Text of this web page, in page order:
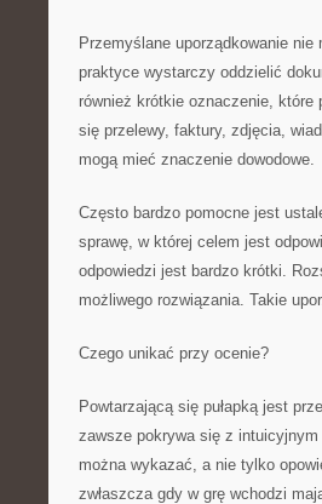
Przemyślane uporządkowanie
praktyce wystarczy oddzielić
również krótkie oznaczenie, które
się przelewy, faktury, zdjęcia,
mogą mieć znaczenie dowodowe.
Często bardzo pomocne jest
sprawę, w której celem jest
odpowiedzi jest bardzo krótki.
możliwego rozwiązania. Takie
Czego unikać przy ocenie?
Powtarzającą się pułapką jest
zawsze pokrywa się z
można wykazać, a nie tylko
zwłaszcza gdy w grę wchodzi